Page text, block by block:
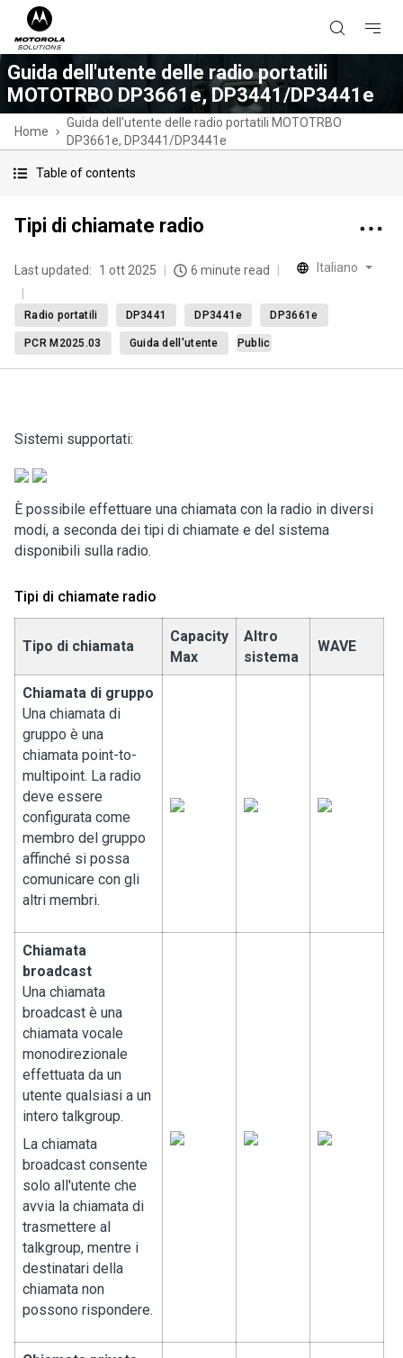
Guida dell'utente delle radio portatili
MOTOTRBO DP3661e, DP3441/DP3441e
Home
Guida dell'utente delle radio portatili MOTOTRBO
DP3661e, DP3441/DP3441e
Table of contents
Tipi di chiamate radio
Last updated: 1 ott 2025 6 minute read Italiano
Radio portatili DP3441 DP3441e DP3661e
PCR M2025.03 Guida dell'utente Public
Sistemi supportati:
È possibile effettuare una chiamata con la radio in diversi
modi, a seconda dei tipi di chiamate e del sistema
disponibili sulla radio.
Tipi di chiamate radio
Tipo di chiamata
Capacity
Max
Altro
sistema
WAVE
Chiamata di gruppo
Una chiamata di
gruppo è una
chiamata point-to-
multipoint. La radio
deve essere
configurata come
membro del gruppo
affinché si possa
comunicare con gli
altri membri.
Chiamata
broadcast
Una chiamata
broadcast è una
chiamata vocale
monodirezionale
effettuata da un
utente qualsiasi a un
intero talkgroup.
La chiamata
broadcast consente
solo all'utente che
avvia la chiamata di
trasmettere al
talkgroup, mentre i
destinatari della
chiamata non
possono rispondere.